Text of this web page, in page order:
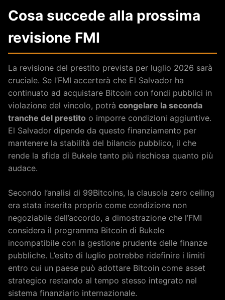
Cosa succede alla prossima
revisione FMI
La revisione del prestito prevista per luglio 2026 sarà
cruciale. Se l’FMI accerterà che El Salvador ha
continuato ad acquistare Bitcoin con fondi pubblici in
violazione del vincolo, potrà congelare la seconda
tranche del prestito o imporre condizioni aggiuntive.
El Salvador dipende da questo finanziamento per
mantenere la stabilità del bilancio pubblico, il che
rende la sfida di Bukele tanto più rischiosa quanto più
audace.
Secondo l’analisi di 99Bitcoins, la clausola zero ceiling
era stata inserita proprio come condizione non
negoziabile dell’accordo, a dimostrazione che l’FMI
considera il programma Bitcoin di Bukele
incompatibile con la gestione prudente delle finanze
pubbliche. L’esito di luglio potrebbe ridefinire i limiti
entro cui un paese può adottare Bitcoin come asset
strategico restando al tempo stesso integrato nel
sistema finanziario internazionale.